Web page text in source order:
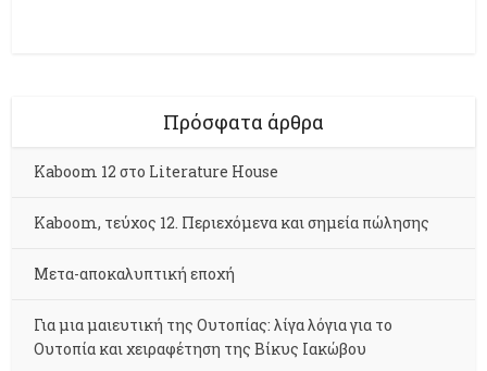
Πρόσφατα άρθρα
Kaboom 12 στο Literature House
Kaboom, τεύχος 12. Περιεχόμενα και σημεία πώλησης
Μετα-αποκαλυπτική εποχή
Για μια μαιευτική της Ουτοπίας: λίγα λόγια για το
Ουτοπία και χειραφέτηση της Βίκυς Ιακώβου